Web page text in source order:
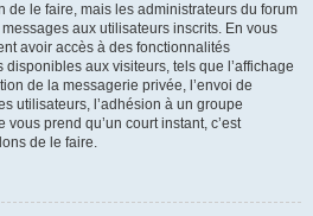
de le faire, mais les administrateurs du forum
aux utilisateurs inscrits. En vous
avoir accès à des fonctionnalités
aux visiteurs, tels que l’affichage
de la messagerie privée, l’envoi de
utilisateurs, l’adhésion à un groupe
vous prend qu’un court instant, c’est
de le faire.